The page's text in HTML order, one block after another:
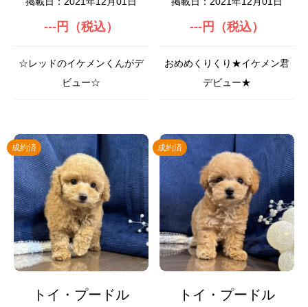
---円（税込）
☆レッドのイケメンくんがデ
ビュー☆
---円（税込）
おめめくりくり★イケメン君
デビュー★
成約済
トイ・プードル
成約済
トイ・プードル